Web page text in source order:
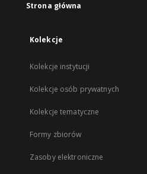
Strona główna
Kolekcje
Kolekcje instytucji
Kolekcje osób prywatnych
Kolekcje tematyczne
Formy zbiorów
Zasoby elektroniczne